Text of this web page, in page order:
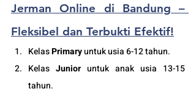
Jerman Online di Bandung –
Fleksibel dan Terbukti Efektif!
Kelas Primary untuk usia 6-12 tahun.
Kelas Junior untuk anak usia 13-15
tahun.